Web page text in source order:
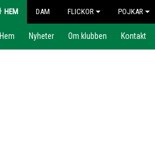
HEM DAM FLICKOR POJKAR
Hem Nyheter Om klubben Kontakt